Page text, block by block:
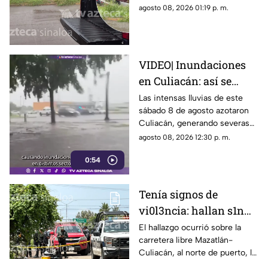
autolavado del sector
agosto 08, 2026 01:19 p. m.
0:54
VIDEO| Inundaciones
en Culiacán: así se
encuentran las calles
tras las lluvias de hoy,
sábado 8 de agosto
Las intensas lluvias de este
sábado 8 de agosto azotaron
Culiacán, generando severas
inundaciones en diversos
agosto 08, 2026 12:30 p. m.
Tenía signos de
vi0l3ncia: hallan s1n
v1da a un hombre en El
Venadillo, en Mazatlán
El hallazgo ocurrió sobre la
carretera libre Mazatlán-
Culiacán, al norte de puerto, la